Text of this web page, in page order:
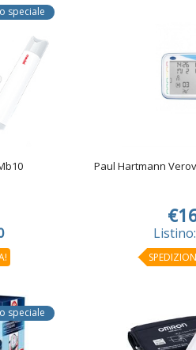
speciale
Paul Hartmann
Listino:
speciale